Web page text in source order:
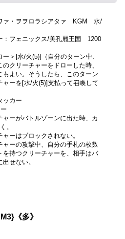
ァ・ヲヲロラシアタァ KGM 水/
：フェニックス/美孔麗王国 1200
ー＞[水/火(5)]（自分のターン中、
クリーチャーをドローした時、
もよい。そうしたら、このターン
ャーを[水/火(5)]支払って召喚して
ッカー
ャーがバトルゾーンに出た時、カ
。
ャーはブロックされない。
ャーの攻撃中、自分の手札の枚数
を持つクリーチャーを、相手はバ
出せない。
《多》